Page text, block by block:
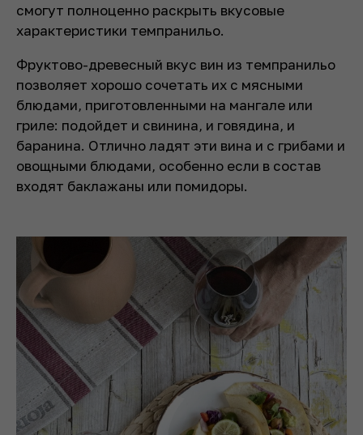
смогут полноценно раскрыть вкусовые
характеристики темпранильо.
Фруктово-древесный вкус вин из темпранильо
позволяет хорошо сочетать их с мясными
блюдами, приготовленными на мангале или
гриле: подойдет и свинина, и говядина, и
баранина. Отлично ладят эти вина и с грибами и
овощными блюдами, особенно если в состав
входят баклажаны или помидоры.